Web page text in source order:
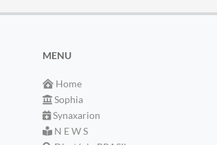
MENU
Home
Sophia
Synaxarion
N E W S